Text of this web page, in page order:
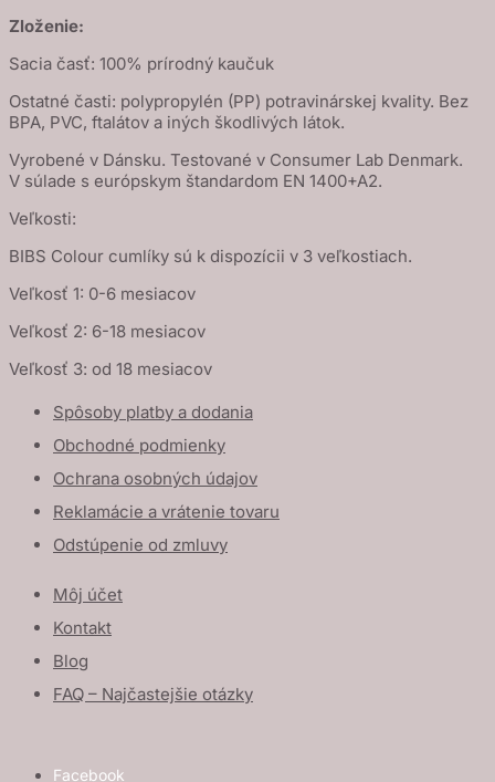
Zloženie:
Sacia časť: 100% prírodný kaučuk
Ostatné časti: polypropylén (PP) potravinárskej kvality. Bez
BPA, PVC, ftalátov a iných škodlivých látok.
Vyrobené v Dánsku. Testované v Consumer Lab Denmark.
V súlade s európskym štandardom EN 1400+A2.
Veľkosti:
BIBS Colour cumlíky sú k dispozícii v 3 veľkostiach.
Veľkosť 1: 0-6 mesiacov
Veľkosť 2: 6-18 mesiacov
Veľkosť 3: od 18 mesiacov
Spôsoby platby a dodania
Obchodné podmienky
Ochrana osobných údajov
Reklamácie a vrátenie tovaru
Odstúpenie od zmluvy
Môj účet
Kontakt
Blog
FAQ – Najčastejšie otázky
Facebook